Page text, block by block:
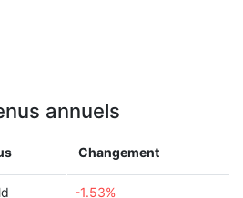
annuels
Changement
-1.53%